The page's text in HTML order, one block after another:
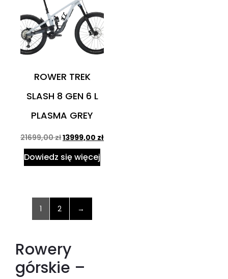
ROWER TREK
SLASH 8 GEN 6 L
PLASMA GREY
21699,00zł13999,00 zł
Dowiedz się więcej
1 2 →
Rowery
górskie –